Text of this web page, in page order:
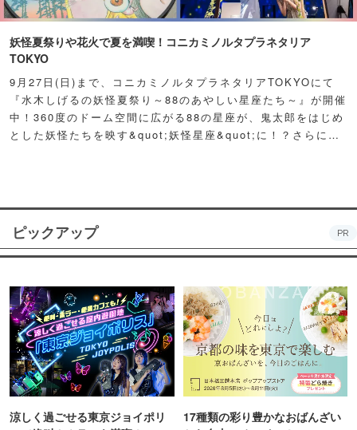
妖怪夏祭りや花火で夏を満喫！コニカミノルタプラネタリア
TOKYO
9月27日(日)まで、コニカミノルタプラネタリアTOKYOにて
『水木しげるの妖怪夏祭り～88のあやしい星座たち～』が開催
中！360度のドーム空間に広がる88の星座が、鬼太郎をはじめ
とした妖怪たちを映す&quot;妖怪星座&quot;に！？さらに例
ピックアップ PR
涼しく過ごせる東京ジョイポリ
17種類の彩り豊かなおばんざい